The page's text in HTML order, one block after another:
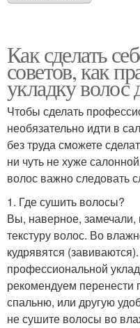
Как сделать
советов, как
укладку волос
Чтобы сделать
необязательно идти в
без труда сможете
ни чуть не хуже
волос важно следовать
1. Где сушить волосы?
Вы, наверное, замечали,
текстуру волос. Во
кудрявятся
профессиональной
рекомендуем перенести
спальню, или другую
не сушите волосы во